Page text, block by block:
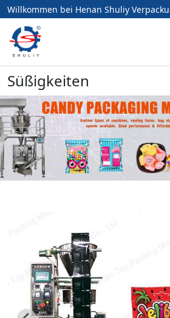
Willkommen bei Henan Shuliy
Süßigkeiten